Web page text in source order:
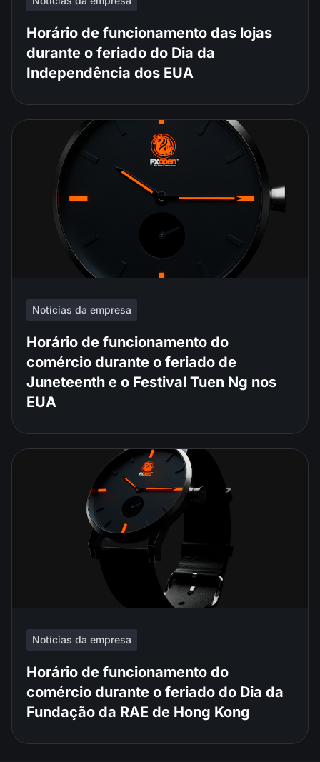
Horário de funcionamento das lojas
durante o feriado do Dia da
Independência dos EUA
Notícias da empresa
Horário de funcionamento do
comércio durante o feriado de
Juneteenth e o Festival Tuen Ng nos
EUA
Notícias da empresa
Horário de funcionamento do
comércio durante o feriado do Dia da
Fundação da RAE de Hong Kong